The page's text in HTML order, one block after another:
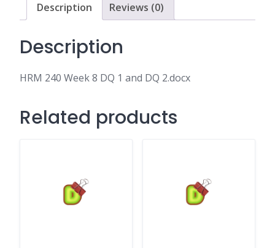
2.docx
Description Reviews (0)
Description
HRM 240 Week 8 DQ 1 and DQ 2.docx
Related products